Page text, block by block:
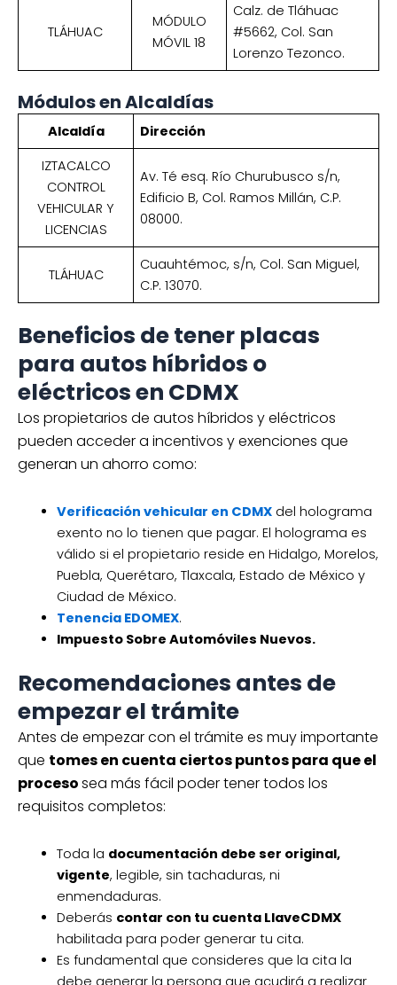
TLÁHUAC
MÓDULO
MÓVIL 18
Calz. de Tláhuac
#5662, Col. San
Lorenzo Tezonco.
Módulos en Alcaldías
Alcaldía
Dirección
IZTACALCO
CONTROL
VEHICULAR Y
LICENCIAS
Av. Té esq. Río Churubusco s/n,
Edificio B, Col. Ramos Millán, C.P.
08000.
TLÁHUAC
Cuauhtémoc, s/n, Col. San Miguel,
C.P. 13070.
Beneficios de tener placas
para autos híbridos o
eléctricos en CDMX
Los propietarios de autos híbridos y eléctricos
pueden acceder a incentivos y exenciones que
generan un ahorro como:
Verificación vehicular en CDMXdel holograma
exento no lo tienen que pagar. El holograma es
válido si el propietario reside en Hidalgo, Morelos,
Puebla, Querétaro, Tlaxcala, Estado de México y
Ciudad de México.
Tenencia EDOMEX.
Impuesto Sobre Automóviles Nuevos.
Recomendaciones antes de
empezar el trámite
Antes de empezar con el trámite es muy importante
que tomes en cuenta ciertos puntos para que el
procesosea más fácil poder tener todos los
requisitos completos:
Toda la documentación debe ser original,
vigente, legible, sin tachaduras, ni
enmendaduras.
Deberás contar con tu cuenta LlaveCDMX
habilitada para poder generar tu cita.
Es fundamental que consideres que la cita la